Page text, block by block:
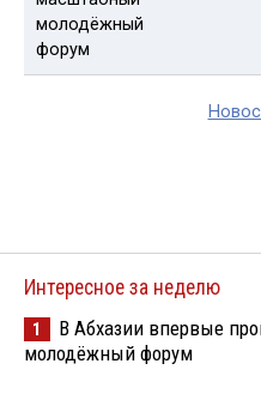
Интересное за неделю
1
В Абхазии впервые
молодёжный форум